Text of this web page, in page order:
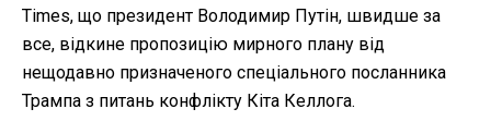
Times, що президент Володимир Путін, швидше за
все, відкине пропозицію мирного плану від
нещодавно призначеного спеціального посланника
Трампа з питань конфлікту Кіта Келлога.